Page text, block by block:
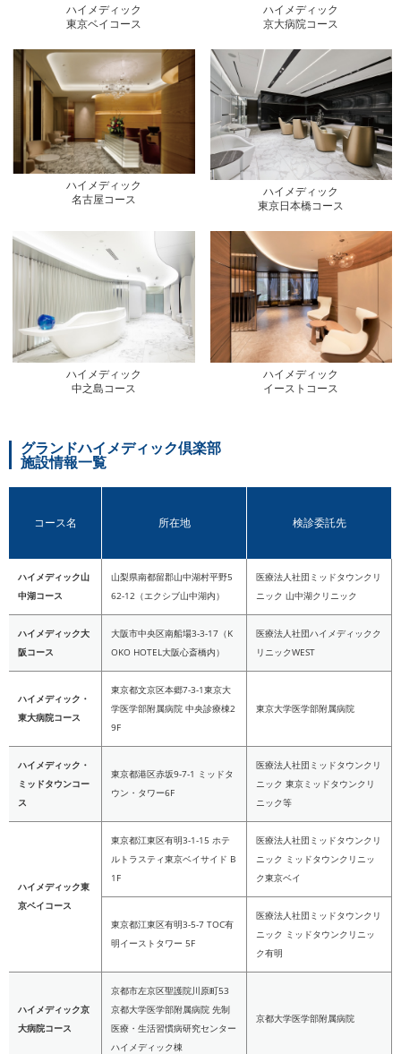
ハイメディック
東京ベイコース
ハイメディック
京大病院コース
ハイメディック
名古屋コース
ハイメディック
東京日本橋コース
ハイメディック
中之島コース
ハイメディック
イーストコース
グランドハイメディック倶楽部
施設情報一覧
コース名 所在地 検診委託先
ハイメディック山
中湖コース
山梨県南都留郡山中湖村平野5
62-12（エクシブ山中湖内）
医療法人社団ミッドタウンクリ
ニック 山中湖クリニック
ハイメディック大
阪コース
大阪市中央区南船場3-3-17（K
OKO HOTEL大阪心斎橋内）
医療法人社団ハイメディックク
リニックWEST
ハイメディック・
東大病院コース
東京都文京区本郷7-3-1東京大
学医学部附属病院 中央診療棟2
9F
東京大学医学部附属病院
ハイメディック・
ミッドタウンコー
ス
東京都港区赤坂9-7-1 ミッドタ
ウン・タワー6F
医療法人社団ミッドタウンクリ
ニック 東京ミッドタウンクリ
ニック等
ハイメディック東
京ベイコース
東京都江東区有明3-1-15 ホテ
ルトラスティ東京ベイサイド B
1F
医療法人社団ミッドタウンクリ
ニック ミッドタウンクリニッ
ク東京ベイ
東京都江東区有明3-5-7 TOC有
明イーストタワー 5F
医療法人社団ミッドタウンクリ
ニック ミッドタウンクリニッ
ク有明
ハイメディック京
大病院コース
京都市左京区聖護院川原町53
京都大学医学部附属病院 先制
医療・生活習慣病研究センター
ハイメディック棟
京都大学医学部附属病院